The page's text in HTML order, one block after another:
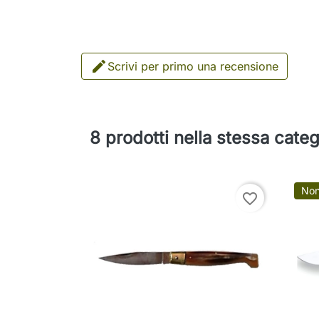
 Scrivi per primo una recensione
8 prodotti nella stessa
favorite_border